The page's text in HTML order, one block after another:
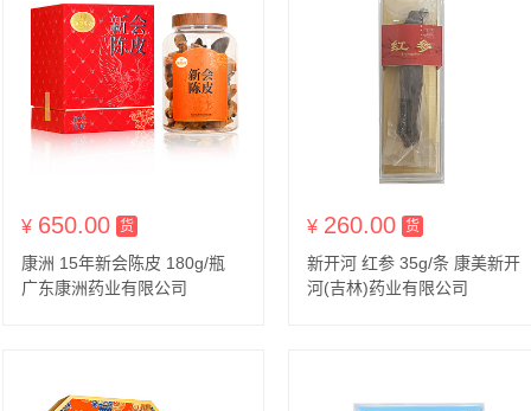
¥ 650.00 货
康洲 15年新会陈皮 180g/瓶
广东康洲药业有限公司
¥ 260.00 货
新开河 红参 35g/条 康美新开
河(吉林)药业有限公司